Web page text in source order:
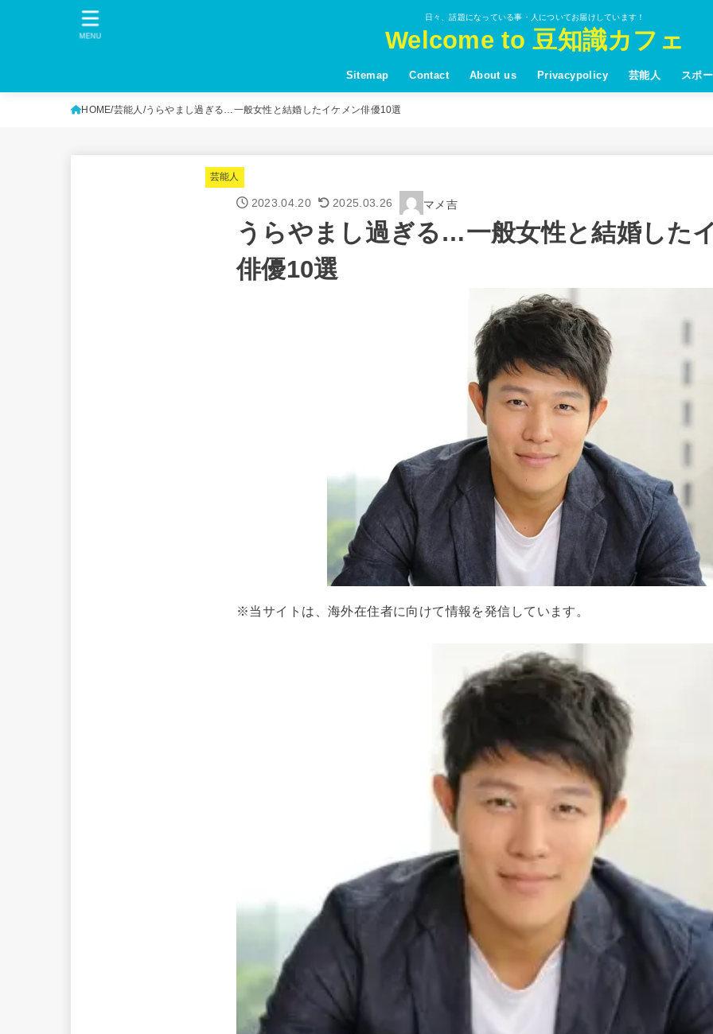
日々、話題になっている事・人についてお届けしています！
Welcome to 豆知識カフェ
Sitemap Contact About us Privacypolicy 芸能人 スポ
MENU
HOME 芸能人 うらやまし過ぎる…一般女性と結婚したイケメン俳優10選
芸能人
2023.04.20 2025.03.26 マメ吉
うらやまし過ぎる…一般女性と結婚した
俳優10選
※当サイトは、海外在住者に向けて情報を発信しています。